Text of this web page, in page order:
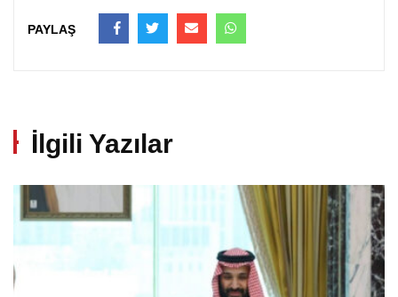
PAYLAŞ
İlgili Yazılar